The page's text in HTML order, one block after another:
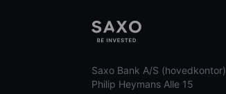
Saxo Bank A/S (hovedkontor)
Philip Heymans Alle 15